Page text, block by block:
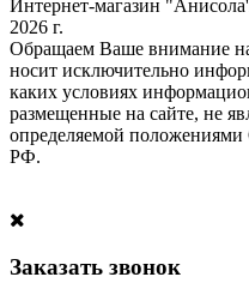
Интернет-магазин
2026 г.
Обращаем Ваше внимание на
носит исключительно
каких условиях
размещенные на сайте, не
определяемой положениями
РФ.
Заказать звонок